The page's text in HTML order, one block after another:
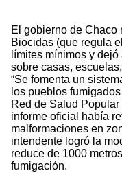
El gobierno de Chaco
Biocidas (que regula
límites mínimos y
sobre casas,
“Se fomenta un
los pueblos
Red de Salud
informe oficial había
malformaciones en
intendente logró la
reduce de 1000
fumigación.